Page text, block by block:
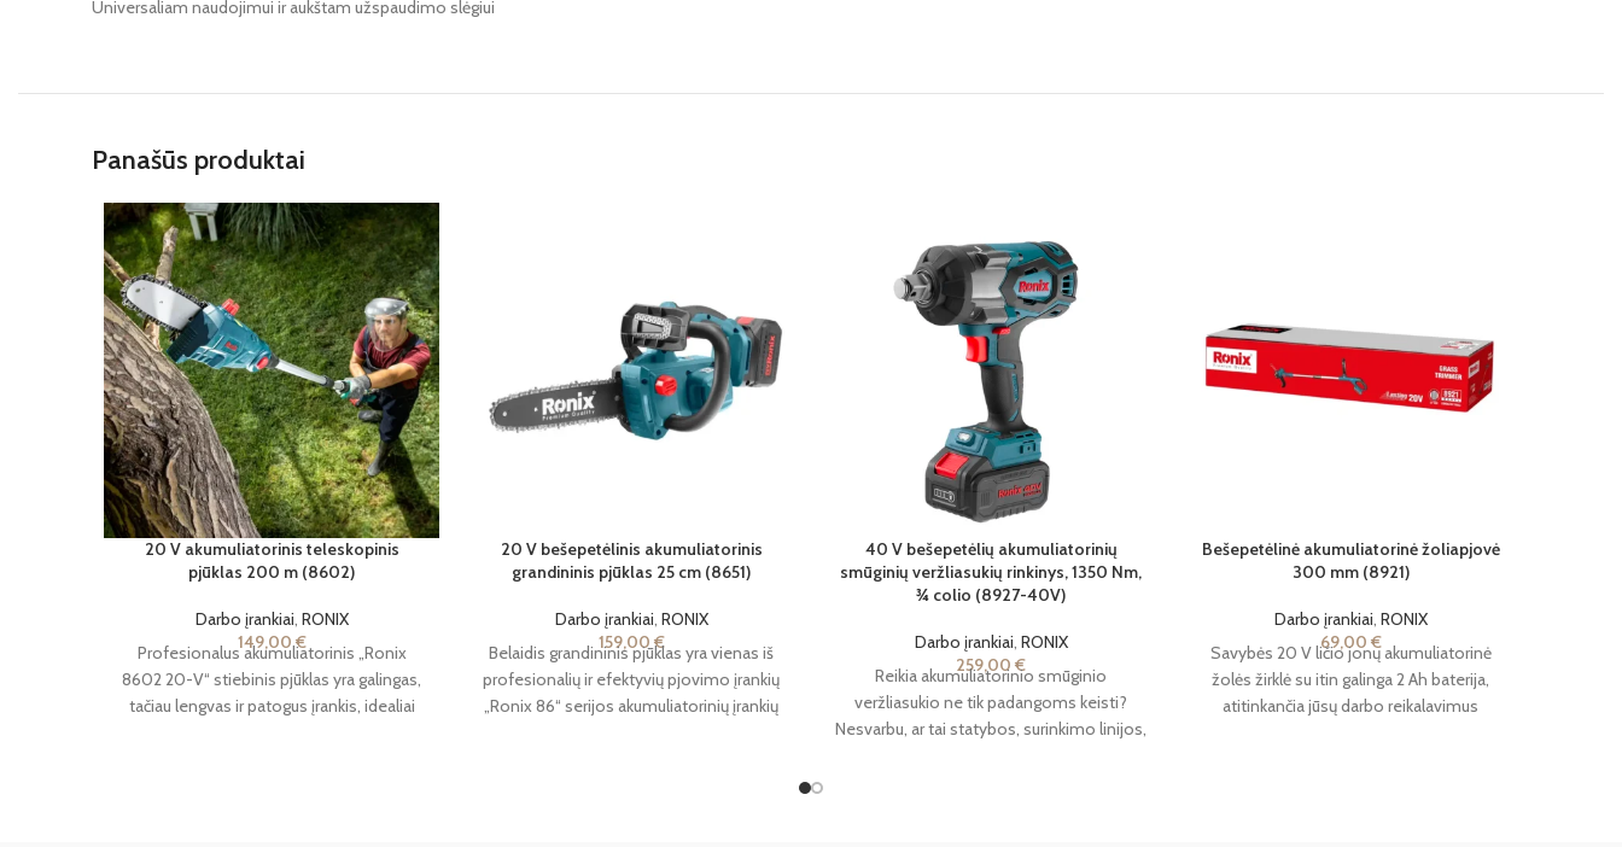
Universaliam naudojimui ir aukštam užspaudimo slėgiui
Panašūs produktai
20 V akumuliatorinis teleskopinis
pjūklas 200 m (8602)
Darbo įrankiai, RONIX
149,00€
Profesionalus akumuliatorinis „Ronix
8602 20-V“ stiebinis pjūklas yra galingas,
tačiau lengvas ir patogus įrankis, idealiai
20 V bešepetėlinis akumuliatorinis
grandininis pjūklas 25 cm (8651)
Darbo įrankiai, RONIX
159,00 €
Belaidis grandininis pjūklas yra vienas iš
profesionalių ir efektyvių pjovimo įrankių
„Ronix 86“ serijos akumuliatorinių įrankių
40 V bešepetėlių akumuliatorinių
smūginių veržliasukių rinkinys, 1350 Nm,
¾ colio (8927-40V)
Darbo įrankiai, RONIX
259,00 €
Reikia akumuliatorinio smūginio
veržliasukio ne tik padangoms keisti?
Nesvarbu, ar tai statybos, surinkimo linijos,
Bešepetėlinė akumuliatorinė žoliapjovė
300 mm (8921)
Darbo įrankiai, RONIX
69,00 €
Savybės 20 V ličio jonų akumuliatorinė
žolės žirklė su itin galinga 2 Ah baterija,
atitinkančia jūsų darbo reikalavimus